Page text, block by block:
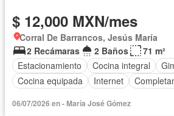
$ 12,000 MXN/mes
Corral De Barrancos, Jesús María
2 Recámaras
2 Baños
71 m²
Estacionamiento
Cocina integral
Cocina equipada
Internet
06/07/2026 en - María José Gómez